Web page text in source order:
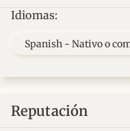
Idiomas:
Spanish - Nativo o
Reputación